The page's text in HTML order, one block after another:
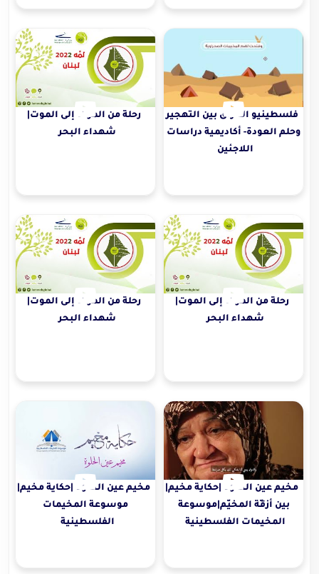
فلسطينيو العراق بين التهجير
وحلم العودة- أكاديمية دراسات
اللاجئين
رحلة من الموت إلى الموت|
شهداء البحر
رحلة من الموت إلى الموت|
شهداء البحر
رحلة من الموت إلى الموت|
شهداء البحر
مخيم عين الحلوة |حكاية مخيم|
بين أزقّة المخيّم|موسوعة
المخيمات الفلسطينية
مخيم عين الحلوة |حكاية مخيم|
موسوعة المخيمات
الفلسطينية